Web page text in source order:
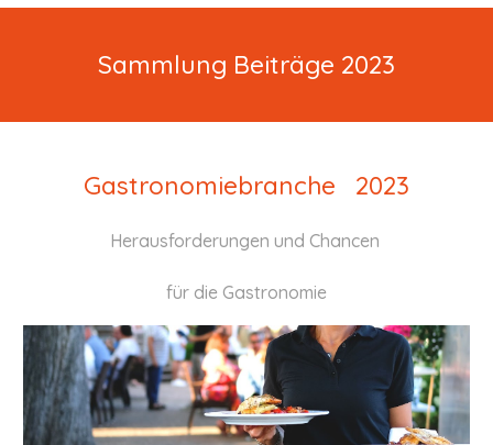
Sammlung Beiträge 2023
Gastronomiebranche 2023
Herausforderungen und Chancen
für die Gastronomie